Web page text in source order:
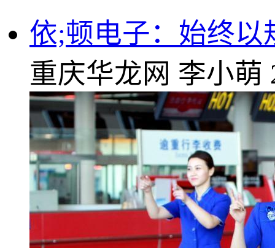
依;顿电子：始终以
重庆华龙网 李小萌